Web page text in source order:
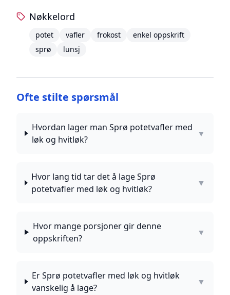
Nøkkelord
potet vafler frokost
enkel oppskrift
sprø
lunsj
Ofte stilte spørsmål
Hvordan lager man Sprø potetvafler med
løk og hvitløk?
▼
Hvor lang tid tar det å lage Sprø
potetvafler med løk og hvitløk?
▼
Hvor mange porsjoner gir denne
oppskriften?
▼
Er Sprø potetvafler med løk og hvitløk
vanskelig å lage?
▼